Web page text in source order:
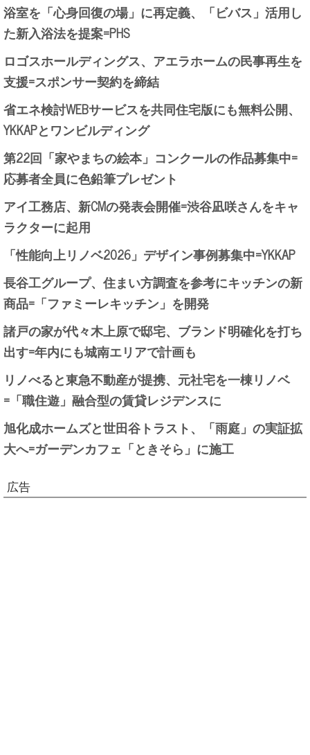
浴室を「心身回復の場」に再定義、「ビバス」活用し
た新入浴法を提案=PHS
ロゴスホールディングス、アエラホームの民事再生を
支援=スポンサー契約を締結
省エネ検討WEBサービスを共同住宅版にも無料公開、
YKKAPとワンビルディング
第22回「家やまちの絵本」コンクールの作品募集中=
応募者全員に色鉛筆プレゼント
アイ工務店、新CMの発表会開催=渋谷凪咲さんをキャ
ラクターに起用
「性能向上リノベ2026」デザイン事例募集中=YKKAP
長谷工グループ、住まい方調査を参考にキッチンの新
商品=「ファミーレキッチン」を開発
諸戸の家が代々木上原で邸宅、ブランド明確化を打ち
出す=年内にも城南エリアで計画も
リノべると東急不動産が提携、元社宅を一棟リノベ
=「職住遊」融合型の賃貸レジデンスに
旭化成ホームズと世田谷トラスト、「雨庭」の実証拡
大へ=ガーデンカフェ「ときそら」に施工
広告